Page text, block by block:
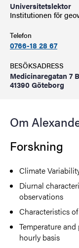
Universitetslektor
Institutionen för
Telefon
0766-18 28 67
BESÖKSADRESS
Medicinaregatan 7 B
41390 Göteborg
Om
Forskning
Climate
Diurnal
observations
Characteristics
Temperature
hourly basis